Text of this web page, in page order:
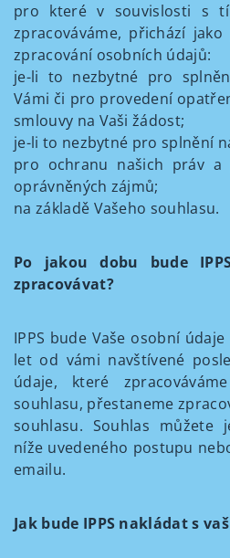
pro které v souvislosti s
zpracováváme, přichází
zpracování osobních údajů:
je-li to nezbytné pro
Vámi či pro provedení
smlouvy na Vaši žádost;
je-li to nezbytné pro splnění
pro ochranu našich práv a
oprávněných zájmů;
na základě Vašeho souhlasu.
Po jakou dobu bude
zpracovávat?
IPPS bude Vaše osobní
let od vámi navštívené
údaje, které
souhlasu, přestaneme
souhlasu. Souhlas můžete
níže uvedeného postupu
emailu.
Jak bude IPPS nakládat s